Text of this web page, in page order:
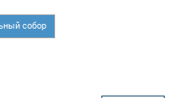
собор